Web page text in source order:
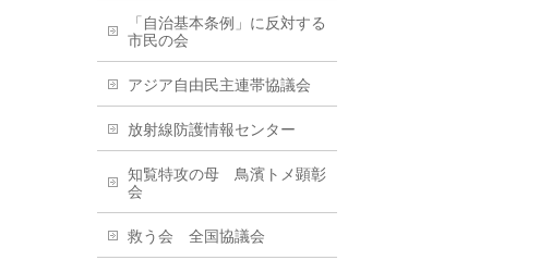
「自治基本条例」に反対する
市民の会
アジア自由民主連帯協議会
放射線防護情報センター
知覧特攻の母 鳥濱トメ顕彰
会
救う会 全国協議会